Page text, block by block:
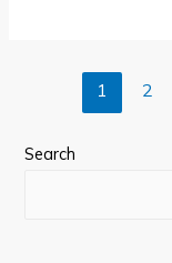
1 2
Search